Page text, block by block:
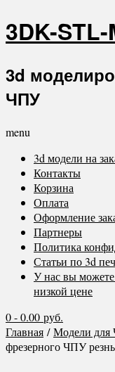
3DK-
3d
ЧПУ
menu
3d модели на
Контакты
Корзина
Оплата
Оформление
Партнеры
Политика
Статьи по 3d
У нас вы
низкой цене
0- 0.00 руб.
Главная /Модели
фрезерного ЧПУ